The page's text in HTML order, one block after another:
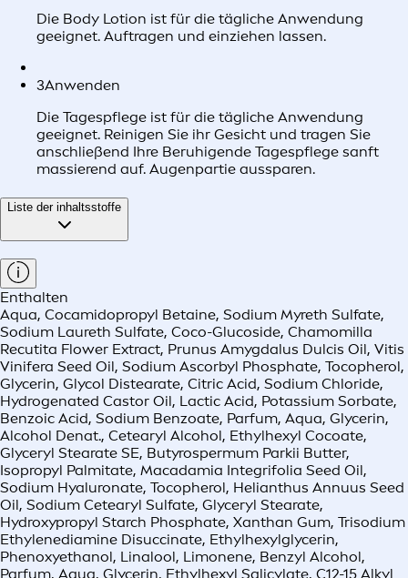
Die Body Lotion ist für die tägliche Anwendung
geeignet. Auftragen und einziehen lassen.
3Anwenden
Die Tagespflege ist für die tägliche Anwendung
geeignet. Reinigen Sie ihr Gesicht und tragen Sie
anschließend Ihre Beruhigende Tagespflege sanft
massierend auf. Augenpartie aussparen.
Liste der inhaltsstoffe
Enthalten
Aqua, Cocamidopropyl Betaine, Sodium Myreth Sulfate,
Sodium Laureth Sulfate, Coco-Glucoside, Chamomilla
Recutita Flower Extract, Prunus Amygdalus Dulcis Oil, Vitis
Vinifera Seed Oil, Sodium Ascorbyl Phosphate, Tocopherol,
Glycerin, Glycol Distearate, Citric Acid, Sodium Chloride,
Hydrogenated Castor Oil, Lactic Acid, Potassium Sorbate,
Benzoic Acid, Sodium Benzoate, Parfum, Aqua, Glycerin,
Alcohol Denat., Cetearyl Alcohol, Ethylhexyl Cocoate,
Glyceryl Stearate SE, Butyrospermum Parkii Butter,
Isopropyl Palmitate, Macadamia Integrifolia Seed Oil,
Sodium Hyaluronate, Tocopherol, Helianthus Annuus Seed
Oil, Sodium Cetearyl Sulfate, Glyceryl Stearate,
Hydroxypropyl Starch Phosphate, Xanthan Gum, Trisodium
Ethylenediamine Disuccinate, Ethylhexylglycerin,
Phenoxyethanol, Linalool, Limonene, Benzyl Alcohol,
Parfum, Aqua, Glycerin, Ethylhexyl Salicylate, C12-15 Alkyl